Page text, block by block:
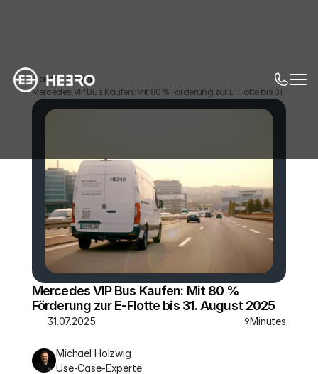
Home News
Mercedes VIP Bus Kaufen: Mit 80 % Förderung zur E-Flotte bis 31.
Mercedes VIP Bus Kaufen: Mit 80 %
Förderung zur E-Flotte bis 31. August 2025
31.07.2025 9Minutes
Michael Holzwig
Use-Case-Experte